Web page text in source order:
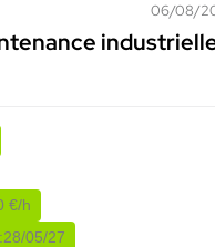
06/08/
€/h
28/05/27